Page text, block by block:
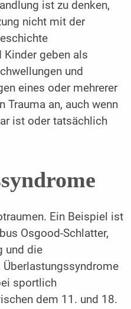
ist zu denken,
nicht mit der
geben als
und
eines oder mehrerer
Trauma an, auch wenn
ist oder tatsächlich
Ein Beispiel ist
Osgood-Schlatter,
und die
sportlich
dem 11. und 18.